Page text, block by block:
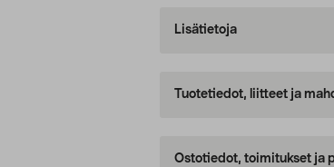
Lisätietoja
Tuotetiedot, liitteet ja
Ostotiedot, toimitukset ja